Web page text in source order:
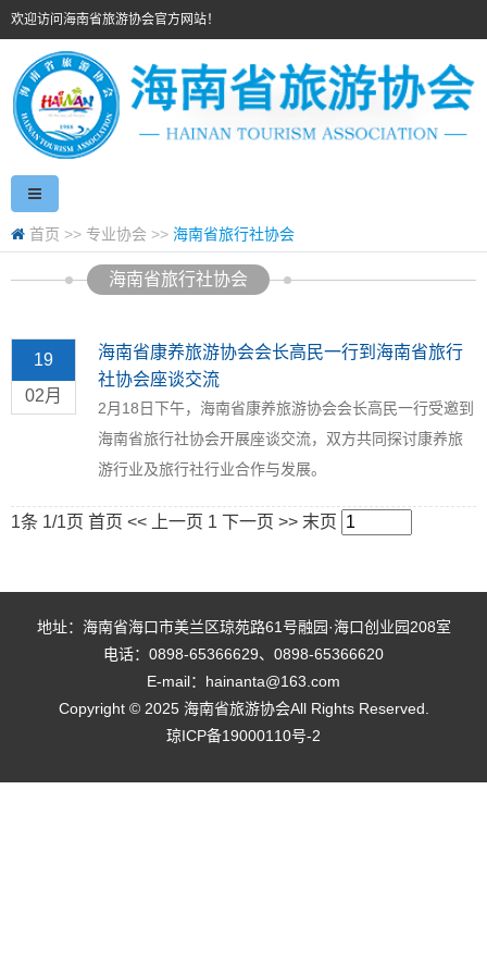
欢迎访问海南省旅游协会官方网站！
首页 >> 专业协会 >> 海南省旅行社协会
海南省旅行社协会
19
02月
海南省康养旅游协会会长高民一行到海南省旅行
社协会座谈交流
2月18日下午，海南省康养旅游协会会长高民一行受邀到
海南省旅行社协会开展座谈交流，双方共同探讨康养旅
游行业及旅行社行业合作与发展。
1条 1/1页 首页 << 上一页 1 下一页 >> 末页
地址：海南省海口市美兰区琼苑路61号融园·海口创业园208室
电话：0898-65366629、0898-65366620
E-mail：hainanta@163.com
Copyright © 2025 海南省旅游协会All Rights Reserved.
琼ICP备19000110号-2